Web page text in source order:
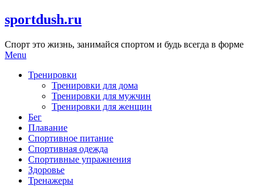
Skip
to
sportdush.ru
Спорт это жизнь, занимайся спортом и будь всегда в форме
Menu
Тренировки
Тренировки для дома
Тренировки для мужчин
Тренировки для женщин
Бег
Плавание
Спортивное питание
Спортивная одежда
Спортивные упражнения
Здоровье
Тренажеры